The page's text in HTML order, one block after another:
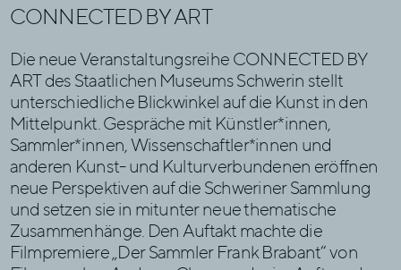
CONNECTED BY ART
Die neue Veranstaltungsreihe CONNECTED BY
ART des Staatlichen Museums Schwerin stellt
unterschiedliche Blickwinkel auf die Kunst in den
Mittelpunkt. Gespräche mit Künstler*innen,
Sammler*innen, Wissenschaftler*innen und
anderen Kunst- und Kulturverbundenen eröffnen
neue Perspektiven auf die Schweriner Sammlung
und setzen sie in mitunter neue thematische
Zusammenhänge. Den Auftakt machte die
Filmpremiere „Der Sammler Frank Brabant“ von